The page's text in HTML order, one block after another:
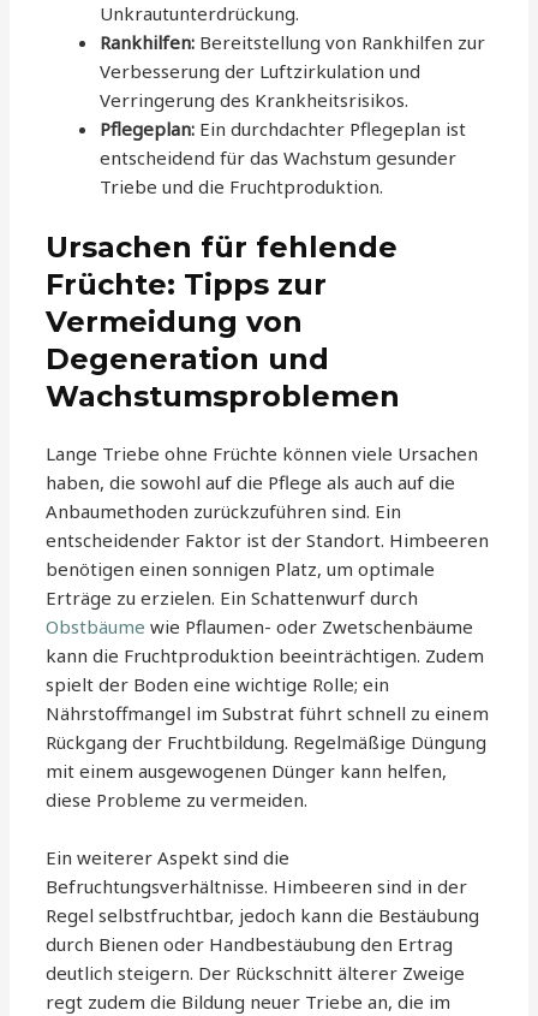
Unkrautunterdrückung.
Rankhilfen: Bereitstellung von Rankhilfen zur
Verbesserung der Luftzirkulation und
Verringerung des Krankheitsrisikos.
Pflegeplan: Ein durchdachter Pflegeplan ist
entscheidend für das Wachstum gesunder
Triebe und die Fruchtproduktion.
Ursachen für fehlende
Früchte: Tipps zur
Vermeidung von
Degeneration und
Wachstumsproblemen
Lange Triebe ohne Früchte können viele Ursachen
haben, die sowohl auf die Pflege als auch auf die
Anbaumethoden zurückzuführen sind. Ein
entscheidender Faktor ist der Standort. Himbeeren
benötigen einen sonnigen Platz, um optimale
Erträge zu erzielen. Ein Schattenwurf durch
Obstbäume wie Pflaumen- oder Zwetschenbäume
kann die Fruchtproduktion beeinträchtigen. Zudem
spielt der Boden eine wichtige Rolle; ein
Nährstoffmangel im Substrat führt schnell zu einem
Rückgang der Fruchtbildung. Regelmäßige Düngung
mit einem ausgewogenen Dünger kann helfen,
diese Probleme zu vermeiden.
Ein weiterer Aspekt sind die
Befruchtungsverhältnisse. Himbeeren sind in der
Regel selbstfruchtbar, jedoch kann die Bestäubung
durch Bienen oder Handbestäubung den Ertrag
deutlich steigern. Der Rückschnitt älterer Zweige
regt zudem die Bildung neuer Triebe an, die im